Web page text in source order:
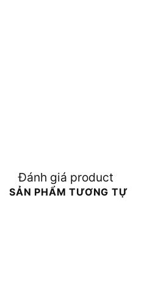
Đánh giá product
SẢN PHẨM TƯƠNG TỰ